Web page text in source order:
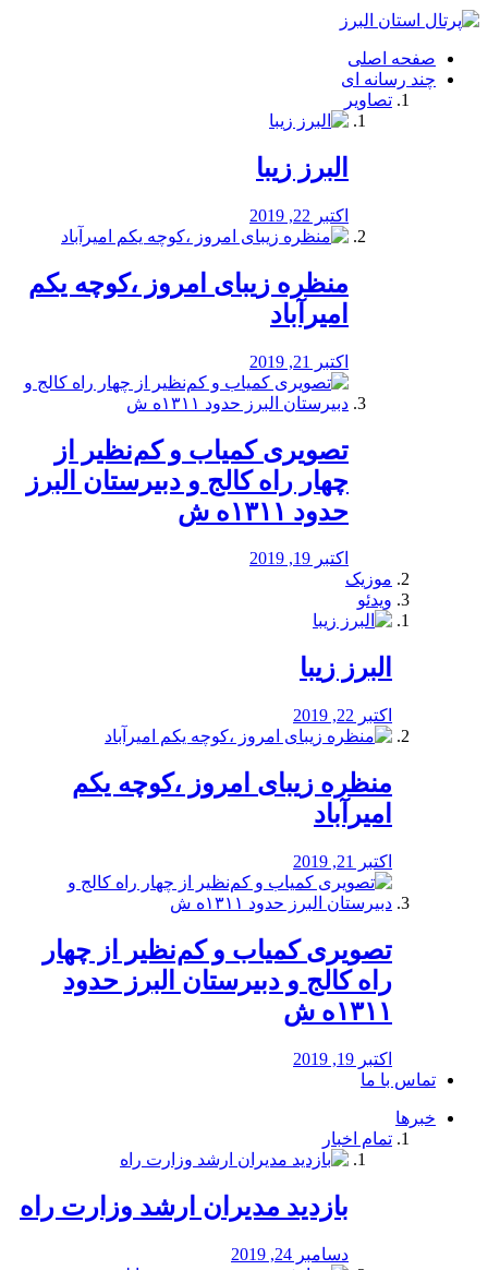
فصد
شرق
تهران
خشکشویی
صفحه اصلی
چند رسانه ای
تصاویر
البرز زیبا
اکتبر 22, 2019
منظره‌‌ زیبای امروز ،کوچه یکم
امیرآباد
اکتبر 21, 2019
️تصویری کمیاب و کم‌نظیر از
چهار راه كالج و دبيرستان البرز
حدود ۱۳۱۱ه ش
اکتبر 19, 2019
موزیک
ویدئو
البرز زیبا
اکتبر 22, 2019
منظره‌‌ زیبای امروز ،کوچه یکم
امیرآباد
اکتبر 21, 2019
️تصویری کمیاب و کم‌نظیر از چهار
راه كالج و دبيرستان البرز حدود
۱۳۱۱ه ش
اکتبر 19, 2019
تماس با ما
خبرها
تمام اخبار
بازدید مدیران ارشد وزارت راه
دسامبر 24, 2019